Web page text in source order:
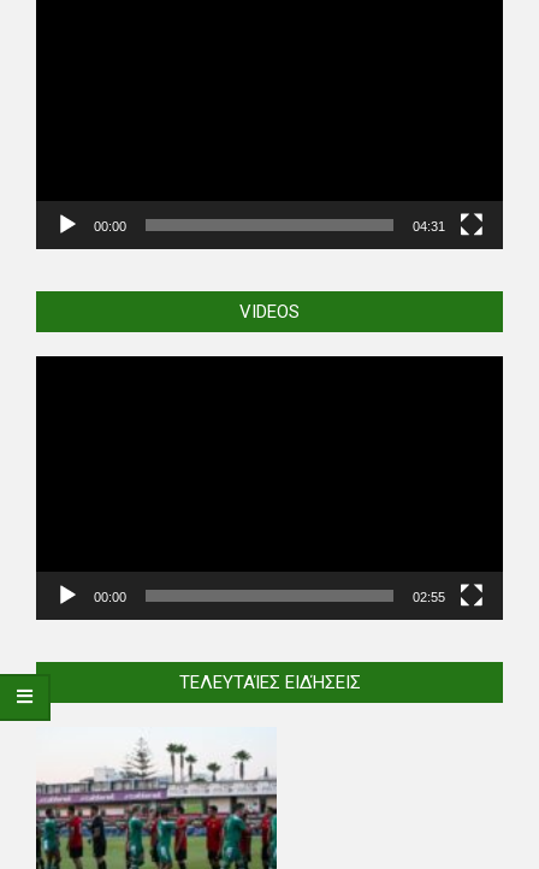
00:00 04:31
VIDEOS
00:00 02:55
ΤΕΛΕΥΤΑΊΕΣ ΕΙΔΉΣΕΙΣ